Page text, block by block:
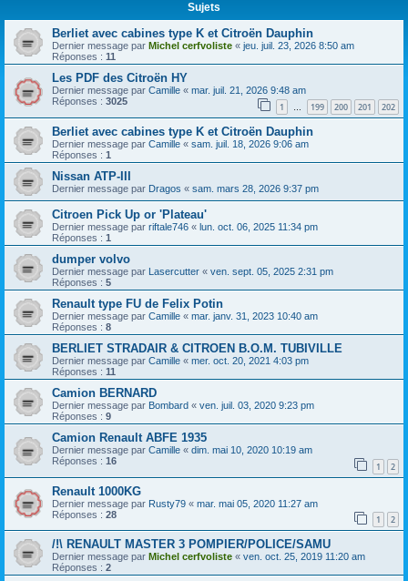
Sujets
Berliet avec cabines type K et Citroën Dauphin
Dernier message par Michel cerfvoliste « jeu. juil. 23, 2026 8:50 am
Réponses : 11
Les PDF des Citroën HY
Dernier message par Camille « mar. juil. 21, 2026 9:48 am
Réponses : 3025 1 … 199 200 201 202
Berliet avec cabines type K et Citroën Dauphin
Dernier message par Camille « sam. juil. 18, 2026 9:06 am
Réponses : 1
Nissan ATP-III
Dernier message par Dragos « sam. mars 28, 2026 9:37 pm
Citroen Pick Up or 'Plateau'
Dernier message par riftale746 « lun. oct. 06, 2025 11:34 pm
Réponses : 1
dumper volvo
Dernier message par Lasercutter « ven. sept. 05, 2025 2:31 pm
Réponses : 5
Renault type FU de Felix Potin
Dernier message par Camille « mar. janv. 31, 2023 10:40 am
Réponses : 8
BERLIET STRADAIR & CITROEN B.O.M. TUBIVILLE
Dernier message par Camille « mer. oct. 20, 2021 4:03 pm
Réponses : 11
Camion BERNARD
Dernier message par Bombard « ven. juil. 03, 2020 9:23 pm
Réponses : 9
Camion Renault ABFE 1935
Dernier message par Camille « dim. mai 10, 2020 10:19 am
Réponses : 16 1 2
Renault 1000KG
Dernier message par Rusty79 « mar. mai 05, 2020 11:27 am
Réponses : 28 1 2
/!\ RENAULT MASTER 3 POMPIER/POLICE/SAMU
Dernier message par Michel cerfvoliste « ven. oct. 25, 2019 11:20 am
Réponses : 2